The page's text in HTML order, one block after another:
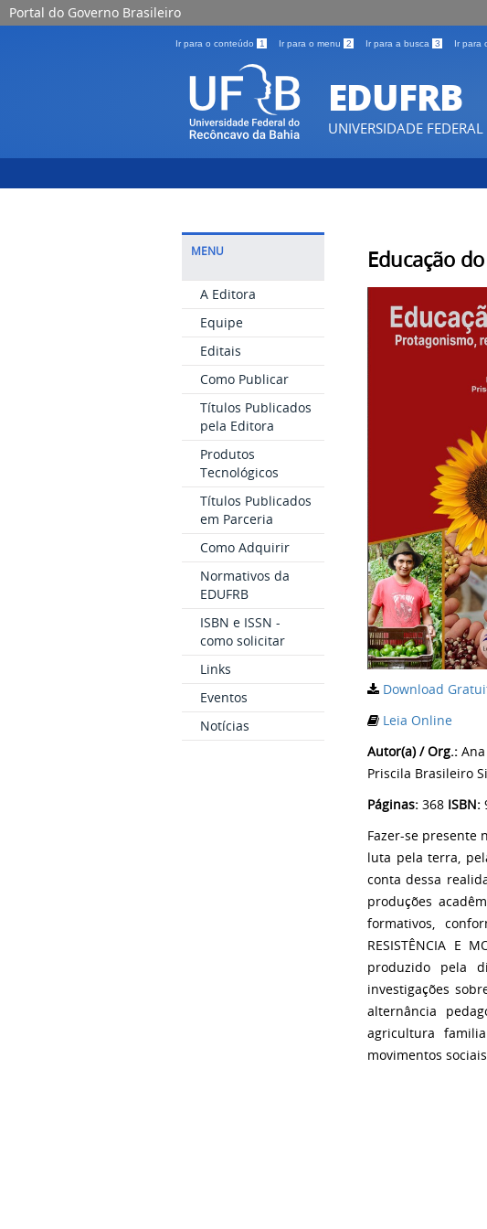
Portal do Governo Brasileiro
Ir para o conteúdo 1 Ir para o menu 2 Ir para a busca 3 Ir para
EDUFRB
UNIVERSIDADE
MENU
A Editora
Equipe
Editais
Como Publicar
Títulos Publicados
pela Editora
Produtos
Tecnológicos
Títulos Publicados
em Parceria
Como Adquirir
Normativos da
EDUFRB
ISBN e ISSN -
como solicitar
Links
Eventos
Notícias
Educação
Download
Leia Online
Autor(a) / Org.:
Priscila Brasileiro
Páginas: 368 ISBN:
Fazer-se presente
luta pela terra,
conta dessa
produções
formativos,
RESISTÊNCIA E
produzido pela
investigações
alternância
agricultura
movimentos